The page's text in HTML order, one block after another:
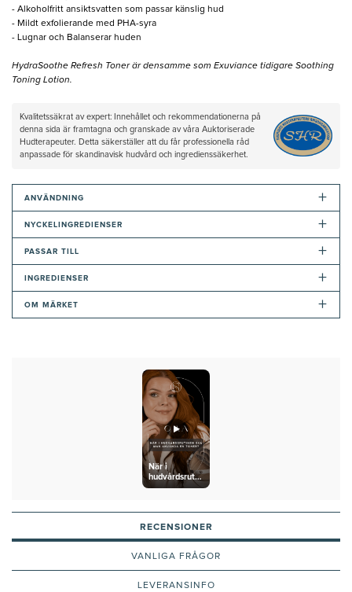
- Alkoholfritt ansiktsvatten som passar känslig hud
- Mildt exfolierande med PHA-syra
- Lugnar och Balanserar huden
HydraSoothe Refresh Toner är densamme som Exuviance tidigare Soothing
Toning Lotion.
Kvalitetssäkrat av expert: Innehållet och rekommendationerna på
denna sida är framtagna och granskade av våra Auktoriserade
Hudterapeuter. Detta säkerställer att du får professionella råd
anpassade för skandinavisk hudvård och ingredienssäkerhet.
ANVÄNDNING +
NYCKELINGREDIENSER +
PASSAR TILL +
INGREDIENSER +
OM MÄRKET +
När i
hudvårdsrutinen
ska man
RECENSIONER
VANLIGA FRÅGOR
LEVERANSINFO